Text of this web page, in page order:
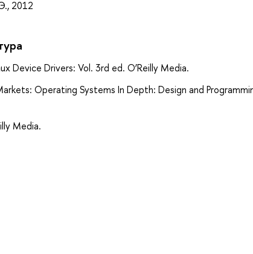
2012
Device Drivers: Vol. 3rd ed. O’Reilly Media.
Operating Systems In Depth: Design and
Media.